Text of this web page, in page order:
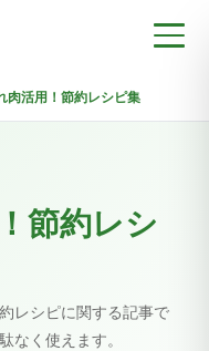
肉活用！節約レシピ集
節約レシ
レシピに関する記事で
なく使えます。